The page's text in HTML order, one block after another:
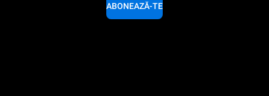
ABONEAZĂ-TE